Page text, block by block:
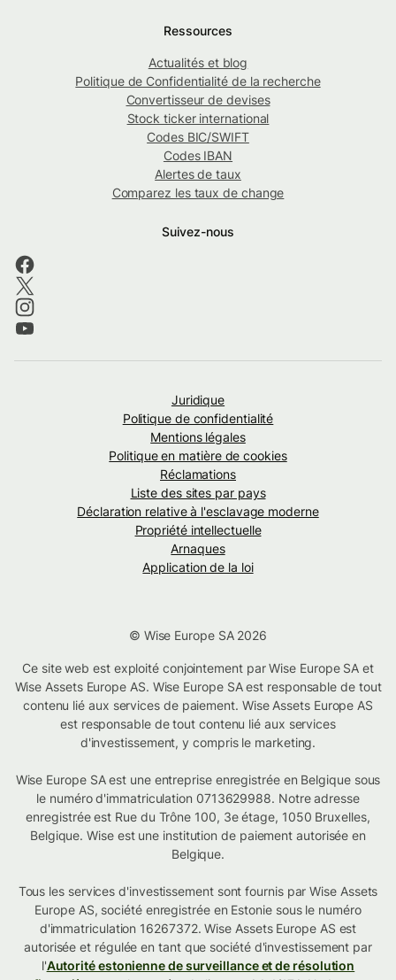
Ressources
Actualités et blog
Politique de Confidentialité de la recherche
Convertisseur de devises
Stock ticker international
Codes BIC/SWIFT
Codes IBAN
Alertes de taux
Comparez les taux de change
Suivez-nous
Juridique
Politique de confidentialité
Mentions légales
Politique en matière de cookies
Réclamations
Liste des sites par pays
Déclaration relative à l'esclavage moderne
Propriété intellectuelle
Arnaques
Application de la loi
© Wise Europe SA 2026
Ce site web est exploité conjointement par Wise Europe SA et
Wise Assets Europe AS. Wise Europe SA est responsable de tout
contenu lié aux services de paiement. Wise Assets Europe AS
est responsable de tout contenu lié aux services
d'investissement, y compris le marketing.
Wise Europe SA est une entreprise enregistrée en Belgique sous
le numéro d'immatriculation 0713629988. Notre adresse
enregistrée est Rue du Trône 100, 3e étage, 1050 Bruxelles,
Belgique. Wise est une institution de paiement autorisée en
Belgique.
Tous les services d'investissement sont fournis par Wise Assets
Europe AS, société enregistrée en Estonie sous le numéro
d'immatriculation 16267372. Wise Assets Europe AS est
autorisée et régulée en tant que société d'investissement par
l'Autorité estonienne de surveillance et de résolution